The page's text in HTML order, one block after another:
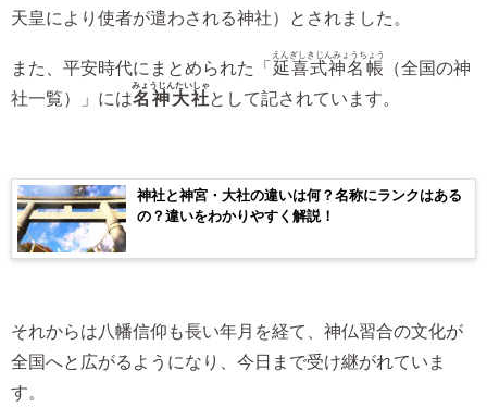
天皇により使者が遣わされる神社）とされました。
また、平安時代にまとめられた「 延喜式神名帳
えんぎしきじんみょうちょう
（全国の神
社一覧）」には名神大社
みょうじんたいしゃ
として記されています。
神社と神宮・大社の違いは何？名称にランクはある
の？違いをわかりやすく解説！
それからは八幡信仰も長い年月を経て、神仏習合の文化が
全国へと広がるようになり、今日まで受け継がれていま
す。